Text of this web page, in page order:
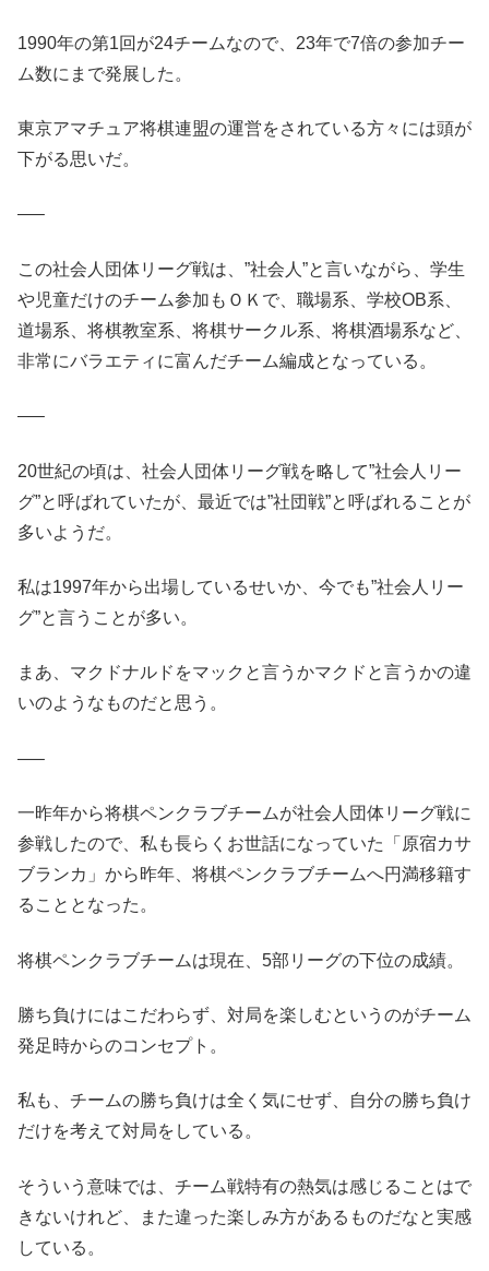
1990年の第1回が24チームなので、23年で7倍の参加チー
ム数にまで発展した。
東京アマチュア将棋連盟の運営をされている方々には頭が
下がる思いだ。
—–
この社会人団体リーグ戦は、”社会人”と言いながら、学生
や児童だけのチーム参加もＯＫで、職場系、学校OB系、
道場系、将棋教室系、将棋サークル系、将棋酒場系など、
非常にバラエティに富んだチーム編成となっている。
—–
20世紀の頃は、社会人団体リーグ戦を略して”社会人リー
グ”と呼ばれていたが、最近では”社団戦”と呼ばれることが
多いようだ。
私は1997年から出場しているせいか、今でも”社会人リー
グ”と言うことが多い。
まあ、マクドナルドをマックと言うかマクドと言うかの違
いのようなものだと思う。
—–
一昨年から将棋ペンクラブチームが社会人団体リーグ戦に
参戦したので、私も長らくお世話になっていた「原宿カサ
ブランカ」から昨年、将棋ペンクラブチームへ円満移籍す
ることとなった。
将棋ペンクラブチームは現在、5部リーグの下位の成績。
勝ち負けにはこだわらず、対局を楽しむというのがチーム
発足時からのコンセプト。
私も、チームの勝ち負けは全く気にせず、自分の勝ち負け
だけを考えて対局をしている。
そういう意味では、チーム戦特有の熱気は感じることはで
きないけれど、また違った楽しみ方があるものだなと実感
している。